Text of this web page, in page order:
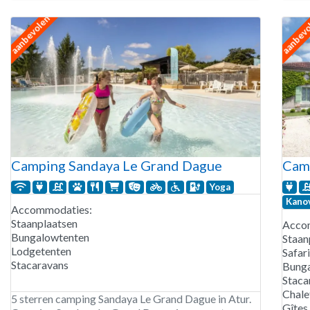
Linotte is geopend van half april tot eind september.
aanbevolen
Camping Sandaya Le Grand Dague
Yoga
Accommodaties:
Staanplaatsen
Bungalowtenten
Lodgetenten
Stacaravans
5 sterren camping Sandaya Le Grand Dague in Atur.